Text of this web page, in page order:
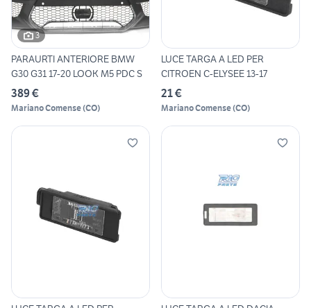
3
PARAURTI ANTERIORE BMW
G30 G31 17-20 LOOK M5 PDC S
389 €
Mariano Comense(CO)
LUCE TARGA A LED PER
CITROEN C-ELYSEE 13-17
21 €
Mariano Comense(CO)